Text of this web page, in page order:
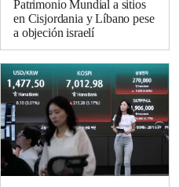
Patrimonio Mundial a sitios
en Cisjordania y Líbano pese
a objeción israelí